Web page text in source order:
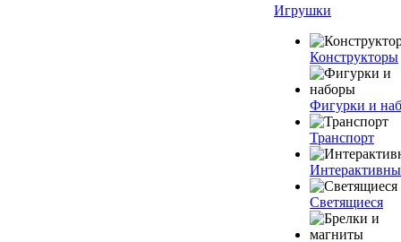
Игрушки
Конструкторы
Фигурки и
Транспорт
Светящиеся